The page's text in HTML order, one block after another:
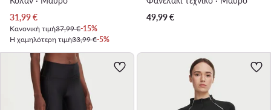
Τρέχουσα τιμή
31,99€
Κανονική τιμή37,99 €-15%
Η χαμηλότερη τιμή33,99 €-5%
49,99€